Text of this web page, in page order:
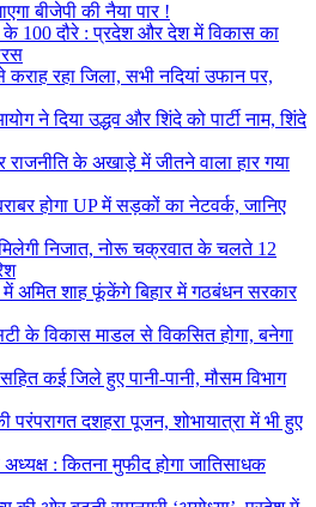
बीजेपी की नैया पार !
के 100 दौरे : प्रदेश और देश में विकास का
रहा जिला, सभी नदियां उफान पर,
ने दिया उद्धव और शिंदे को पार्टी नाम, शिंदे
राजनीति के अखाड़े में जीतने वाला हार गया
होगा UP में सड़कों का नेटवर्क, जानिए
निजात, नोरू चक्रवात के चलते 12
में अमित शाह फूंकेंगे बिहार में गठबंधन सरकार
के विकास माडल से विकसित होगा, बनेगा
कई जिले हुए पानी-पानी, मौसम विभाग
परंपरागत दशहरा पूजन, शोभायात्रा में भी हुए
: कितना मुफीद होगा जातिसाधक